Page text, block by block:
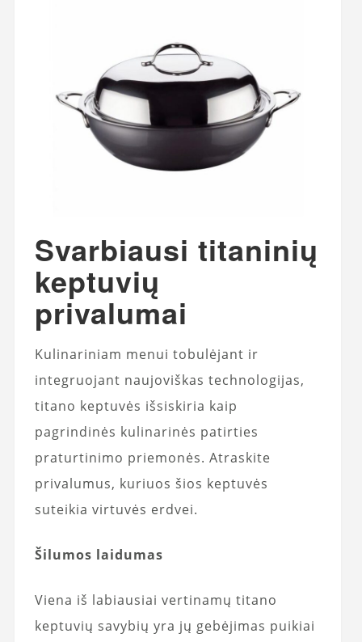
Svarbiausi titaninių
keptuvių
privalumai
Kulinariniam menui tobulėjant ir
integruojant naujoviškas technologijas,
titano keptuvės išsiskiria kaip
pagrindinės kulinarinės patirties
praturtinimo priemonės. Atraskite
privalumus, kuriuos šios keptuvės
suteikia virtuvės erdvei.
Šilumos laidumas
Viena iš labiausiai vertinamų titano
keptuvių savybių yra jų gebėjimas puikiai